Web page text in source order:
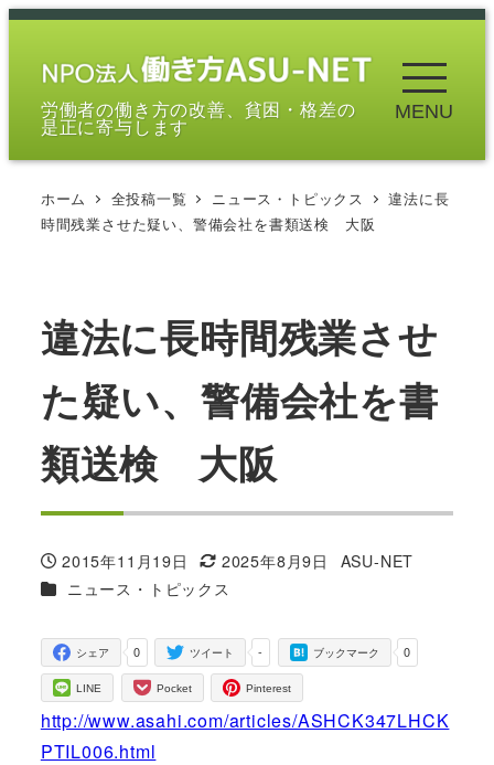
メ
労働者の働き方の改善、貧困・格差の
是正に寄与します
MENU
ホーム 全投稿一覧 ニュース・トピックス
違法に長
時間残業させた疑い、警備会社を書類送検 大阪
違法に長時間残業させ
た疑い、警備会社を書
類送検 大阪
投稿日
2015年11月19日
更新日
2025年8月9日
著
ASU-NET
カテゴリー
ニュース・トピックス
0
シェア -
ツイート 0
ブックマーク
LINE Pocket Pinterest
http://www.asahi.com/articles/ASHCK347LHCK
PTIL006.html